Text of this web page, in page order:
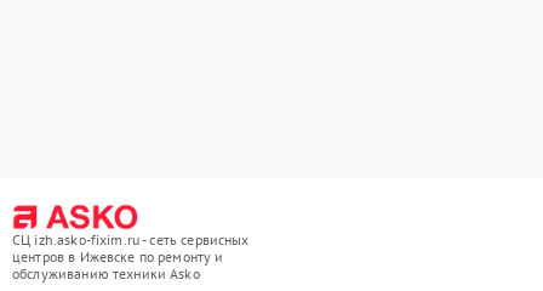
СЦ izh.asko-fixim.ru - сеть сервисных
центров в Ижевске по ремонту и
обслуживанию техники Asko